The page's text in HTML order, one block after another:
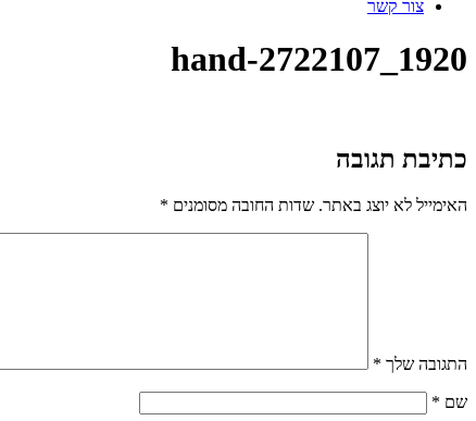
צור קשר
hand-2722107_1920
כתיבת תגובה
האימייל לא יוצג באתר. שדות החובה מסומנים *
התגובה שלך *
שם *